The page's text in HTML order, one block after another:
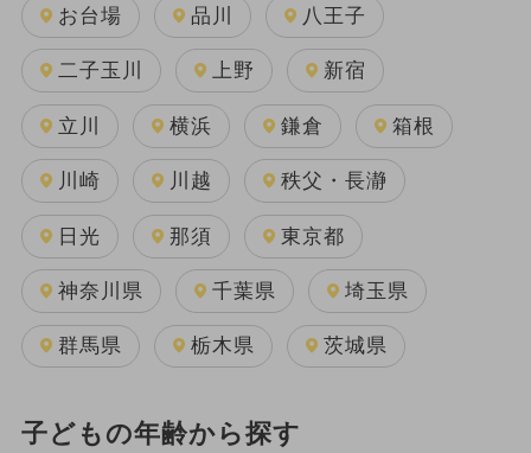
お台場 品川 八王子
二子玉川 上野 新宿
立川 横浜 鎌倉 箱根
川崎 川越 秩父・長瀞
日光 那須 東京都
神奈川県 千葉県 埼玉県
群馬県 栃木県 茨城県
子どもの年齢から探す